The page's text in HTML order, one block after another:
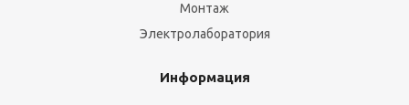
Монтаж
Электролаборатория
Информация